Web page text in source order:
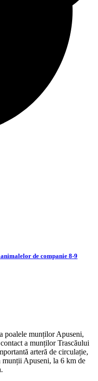
de companie 8-9
poalele munților Apuseni,
a munților Trascăului
arteră de circulație,
munții Apuseni, la 6 km de